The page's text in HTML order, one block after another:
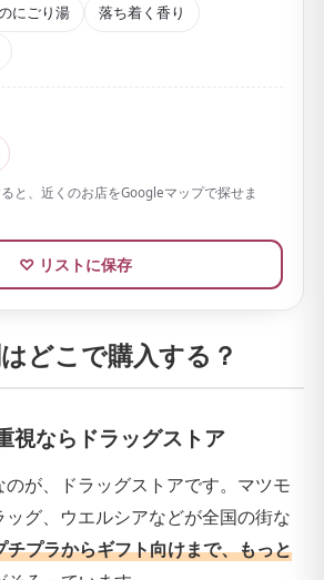
ンスをあわせた落ち着いた香り
りと続きます。ナイトセラミドや
保湿・美容成分を配合し、湯上が
ベ。
が1錠ずつ個包装
ら購入できます。見た目も香りもお
美バスタイムにも、プチギフトと
たりな一品です。
にごり湯
落ち着く香り
と、近くのお店をGoogleマップで探せま
♡ リストに保存
どこで購入する？
視ならドラッグストア
が、ドラッグストアです。マツモ
ッグ、ウエルシアなどが全国の街な
チプラからギフト向けまで、もっと